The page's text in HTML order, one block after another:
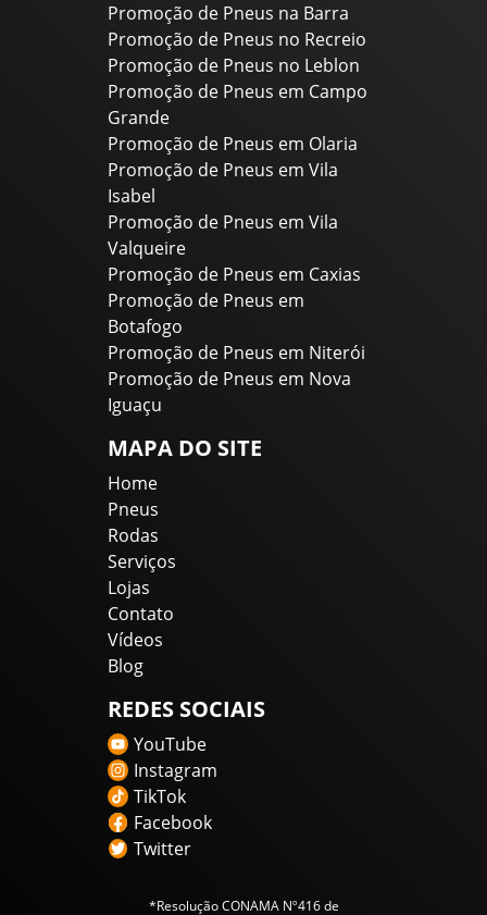
Promoção de Pneus na Barra
Promoção de Pneus no Recreio
Promoção de Pneus no Leblon
Promoção de Pneus em Campo
Grande
Promoção de Pneus em Olaria
Promoção de Pneus em Vila
Isabel
Promoção de Pneus em Vila
Valqueire
Promoção de Pneus em Caxias
Promoção de Pneus em
Botafogo
Promoção de Pneus em Niterói
Promoção de Pneus em Nova
Iguaçu
MAPA DO SITE
Home
Pneus
Rodas
Serviços
Lojas
Contato
Vídeos
Blog
REDES SOCIAIS
YouTube
Instagram
TikTok
Facebook
Twitter
*Resolução CONAMA Nº416 de